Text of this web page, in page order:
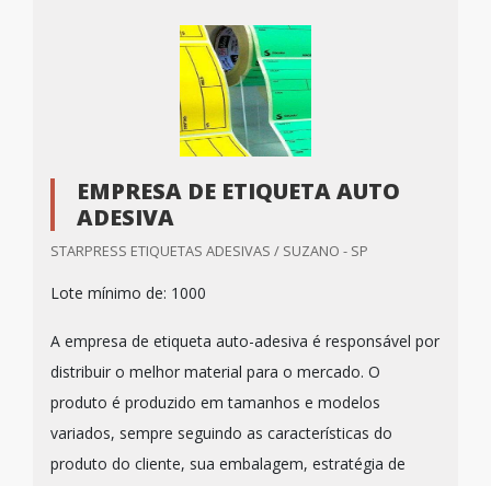
EMPRESA DE ETIQUETA AUTO
ADESIVA
STARPRESS ETIQUETAS ADESIVAS / SUZANO - SP
Lote mínimo de: 1000
A empresa de etiqueta auto-adesiva é responsável por
distribuir o melhor material para o mercado. O
produto é produzido em tamanhos e modelos
variados, sempre seguindo as características do
produto do cliente, sua embalagem, estratégia de